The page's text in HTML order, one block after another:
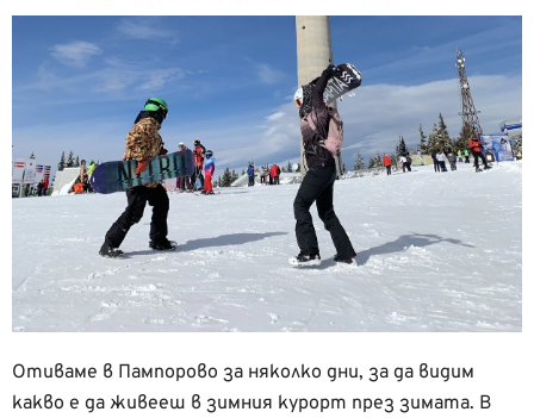
Отиваме в Пампорово за няколко дни, за да видим
какво е да живееш в зимния курорт през зимата. В